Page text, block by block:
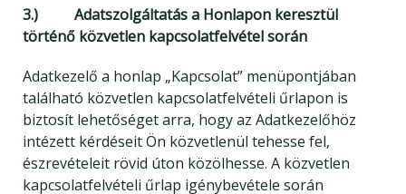
3.) Adatszolgáltatás a Honlapon keresztül
történő közvetlen kapcsolatfelvétel során
Adatkezelő a honlap „Kapcsolat” menüpontjában
található közvetlen kapcsolatfelvételi űrlapon is
biztosít lehetőséget arra, hogy az Adatkezelőhöz
intézett kérdéseit Ön közvetlenül tehesse fel,
észrevételeit rövid úton közölhesse. A közvetlen
kapcsolatfelvételi űrlap igénybevétele során